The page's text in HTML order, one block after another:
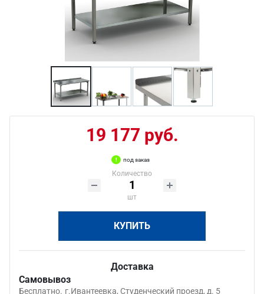
19 177 руб.
под заказ
Количество
шт
КУПИТЬ
Доставка
Самовывоз
Бесплатно. г.Ивантеевка, Студенческий проезд, д. 5